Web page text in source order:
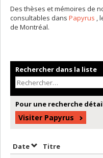
Des thèses et mémoires de
consultables dans Papyrus ,
de Montréal.
Rechercher dans la liste
Pour une recherche
Visiter Papyrus
DateTrier par date en
Titre